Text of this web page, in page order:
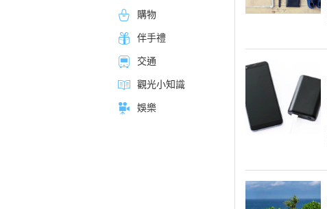
購物
伴手禮
交通
觀光小知識
娛樂